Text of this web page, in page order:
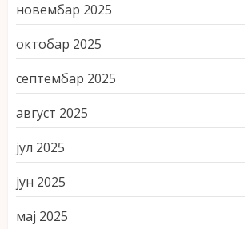
новембар 2025
октобар 2025
септембар 2025
август 2025
јул 2025
јун 2025
мај 2025